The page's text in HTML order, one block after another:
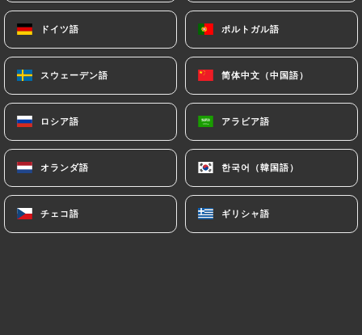
メニュー
ドイツ語 ポルトガル語
スウェーデン語 简体中文（中国語）
ロシア語 アラビア語
オランダ語 한국어（韓国語）
チェコ語 ギリシャ語
ホーム ギャラリー
ギャラリー
ドイツ語 ポルトガル語
スウェーデン語 简体中文（中国語）
ロシア語 アラビア語
オランダ語 한국어（韓国語）
チェコ語 ギリシャ語